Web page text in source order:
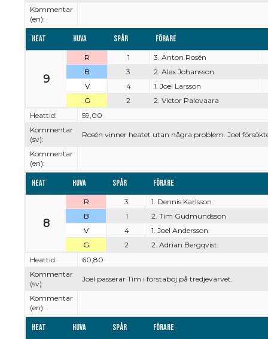
Kommentar
(en):
Heat Huva Spår Förare
9
R 1
3. Anton Rosén
B
3
2. Alex Johansson
V
4
1. Joel Larsson
G
2
2. Victor Palovaara
Heattid:
59,00
Kommentar
(sv):
Rosén vinner heatet utan några problem. Joel
Kommentar
(en):
Heat Huva Spår Förare
8
R 3
1. Dennis Karlsson
B
1
2. Tim Gudmundsson
V
4
1. Joel Andersson
G
2
2. Adrian Bergqvist
Heattid:
60,80
Kommentar
(sv):
Joel passerar Tim i förstaböj på tredjevarvet.
Kommentar
(en):
Heat Huva Spår Förare